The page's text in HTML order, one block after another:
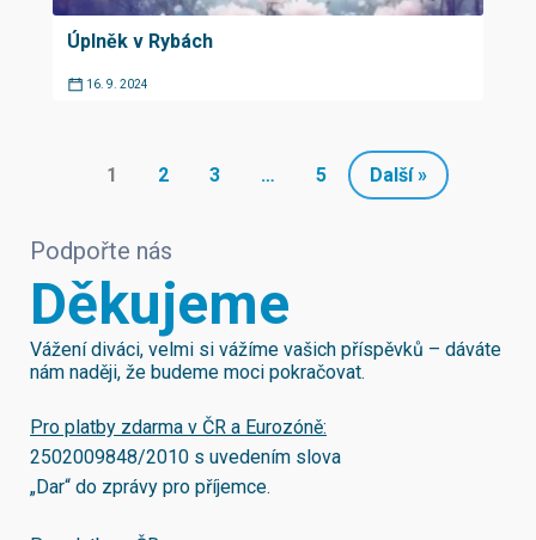
Úplněk v Rybách
16. 9. 2024
1 2 3 … 5 Další »
Podpořte nás
Děkujeme
Vážení diváci, velmi si vážíme vašich příspěvků – dáváte
nám naději, že budeme moci pokračovat.
Pro platby zdarma v ČR a Eurozóně:
2502009848/2010 s uvedením slova
„Dar“ do zprávy pro příjemce.